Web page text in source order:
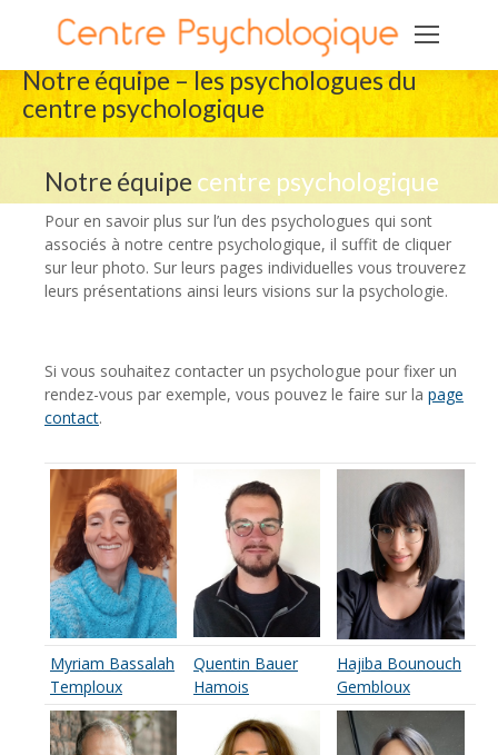
Notre équipe – les psychologues du
centre psychologique
Notre équipe centre psychologique
Pour en savoir plus sur l’un des psychologues qui sont
associés à notre centre psychologique, il suffit de cliquer
sur leur photo. Sur leurs pages individuelles vous trouverez
leurs présentations ainsi leurs visions sur la psychologie.
Si vous souhaitez contacter un psychologue pour fixer un
rendez-vous par exemple, vous pouvez le faire sur la page
contact.
Myriam Bassalah
Temploux
Quentin Bauer
Hamois
Hajiba Bounouch
Gembloux